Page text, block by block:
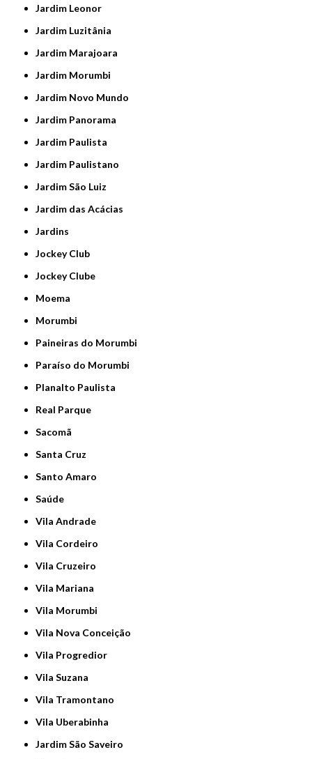
Jardim Leonor
Jardim Luzitânia
Jardim Marajoara
Jardim Morumbi
Jardim Novo Mundo
Jardim Panorama
Jardim Paulista
Jardim Paulistano
Jardim São Luiz
Jardim das Acácias
Jardins
Jockey Club
Jockey Clube
Moema
Morumbi
Paineiras do Morumbi
Paraíso do Morumbi
Planalto Paulista
Real Parque
Sacomã
Santa Cruz
Santo Amaro
Saúde
Vila Andrade
Vila Cordeiro
Vila Cruzeiro
Vila Mariana
Vila Morumbi
Vila Nova Conceição
Vila Progredior
Vila Suzana
Vila Tramontano
Vila Uberabinha
jardim São Saveiro